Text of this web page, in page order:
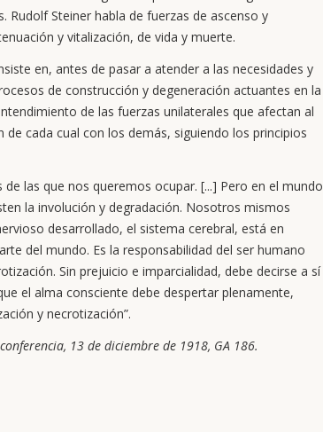
Steiner habla de fuerzas de ascenso y
y vitalización, de vida y muerte.
en, antes de pasar a atender a las necesidades y
de construcción y degeneración actuantes en la
de las fuerzas unilaterales que afectan al
cada cual con los demás, siguiendo los principios
las que nos queremos ocupar. [...] Pero en el mundo
la involución y degradación. Nosotros mismos
desarrollado, el sistema cerebral, está en
del mundo. Es la responsabilidad del ser humano
Sin prejuicio e imparcialidad, debe decirse a sí
el alma consciente debe despertar plenamente,
y necrotización”.
13 de diciembre de 1918, GA 186.